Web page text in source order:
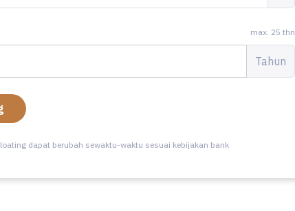
max. 25 thn
Tahun
dapat berubah sewaktu-waktu sesuai kebijakan bank